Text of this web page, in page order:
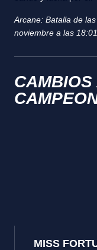
Arcane: Batalla de
noviembre a las
CAMBIOS
MISS